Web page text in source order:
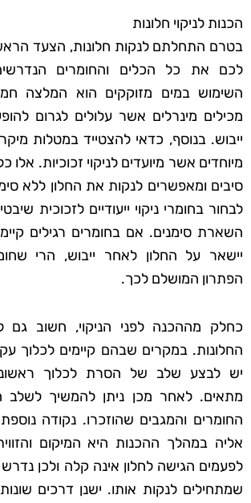
הכנות לניקוי חלונות
בטרם התחלתם לנקות חלונות, הצעד
לכם את כל הכלים והחומרים
השימוש במים מזוקקים הוא המלצה
מכילים מינרלים אשר עלולים לגרום
ייבוש. בנוסף, כדאי להצטייד במטלות
מיוחדים אשר מיועדים לניקוי זכוכיות.
סיבים ומאפשרים לנקות את החלון ללא
לבחור בחומרי ניקוי ייעודיים לזכוכית
השארת סימנים. אם בחומרים רגילים
יישאר על החלון לאחר ייבוש, הרי
הפתרון המושלם לכך.
כחלק מההכנה לפני הניקוי, חשוב
החלונות. במקרים שבהם קיימים לכלוך
יש לבצע שלב של הסרת לכלוך
מתאים. לאחר מכן ניתן להמשיך לשלב
החומרים והמגבים שהוזכרו. נקודה
אליה במהלך ההכנות היא המיקום
לפעמים הגישה לחלון אינה קלה ולכן
שמתחילים לנקות אותו. ישנן דרכים